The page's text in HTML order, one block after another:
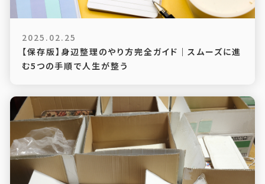
2025.02.25
【保存版】身辺整理のやり方完全ガイド｜スムーズに進
む5つの手順で人生が整う